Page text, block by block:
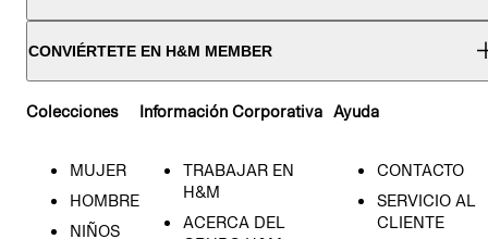
CONVIÉRTETE EN H&M MEMBER
Colecciones
MUJER
HOMBRE
NIÑOS
Información Corporativa
TRABAJAR EN
H&M
ACERCA DEL
Ayuda
CONTACTO
SERVICIO AL
CLIENTE